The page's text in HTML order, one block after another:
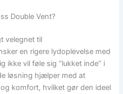
Double Vent?
velegnet til
en rigere lydoplevelse med
ikke vil føle sig “lukket inde” i
løsning hjælper med at
komfort, hvilket gør den ideel